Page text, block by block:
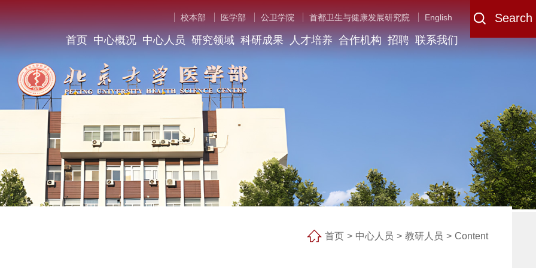
校本部 医学部 公卫学院 首都卫生与健康发展研究院 English
首页 中心概况 中心人员 研究领域 科研成果 人才培养 合作机构 招聘 联系我们
Search
首页 > 中心人员 > 教研人员 > Content